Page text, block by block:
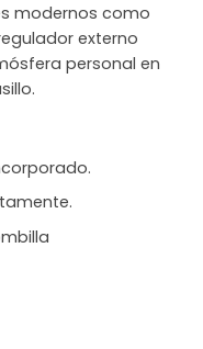
modernos como
externo
personal en